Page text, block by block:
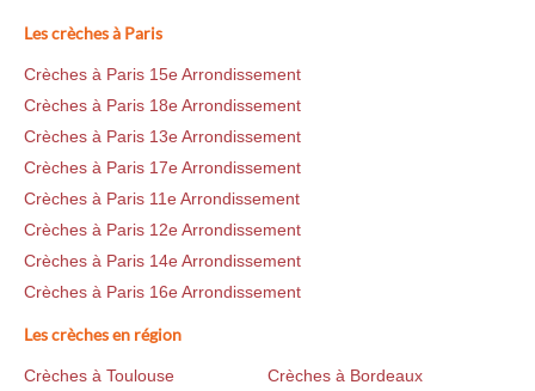
Les crèches à Paris
Crèches à Paris 15e Arrondissement
Crèches à Paris 18e Arrondissement
Crèches à Paris 13e Arrondissement
Crèches à Paris 17e Arrondissement
Crèches à Paris 11e Arrondissement
Crèches à Paris 12e Arrondissement
Crèches à Paris 14e Arrondissement
Crèches à Paris 16e Arrondissement
Les crèches en région
Crèches à Toulouse
Crèches à Bordeaux